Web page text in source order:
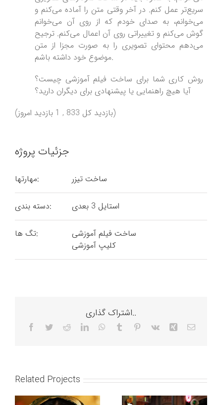
سریع‌تر عمل کنم. در آخر وقتی متن را آماده می‌کنم و
می‌خوانم، به صدای خودم که از روی آن می‌خوانم
گوش می‌کنم و تغییراتی روی آن اعمال می‌کنم. ترجیح
می‌دهم محتوای تصویری را به صورت مجزا از متن
موضوع خود داشته باشم.
روش کاری شما برای ساخت فیلم آموزشی چیست؟
آیا هیچ راهنمایی یا پیشنهادی برای دیگران دارید؟
(بازدید کل 833 , 1 بازدید امروز)
جزئیات پروژه
مهارتها: ساخت تیزر
دسته بندی: استایل 3 بعدی
تگ ها:
ساخت فیلم آموزشی
کلیپ آموزشی
اشتراک گذاری..
Facebook
TwitterRedditLinkedInWhatsApp
Tumblr Pinterest
Vk Xing Email
Related Projects